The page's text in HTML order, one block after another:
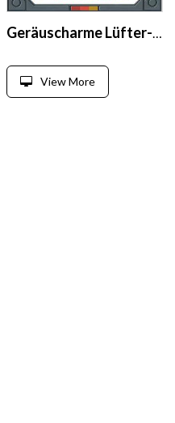
Geräuscharme Lüfter-Filter-Einheit für Reinräume
View More